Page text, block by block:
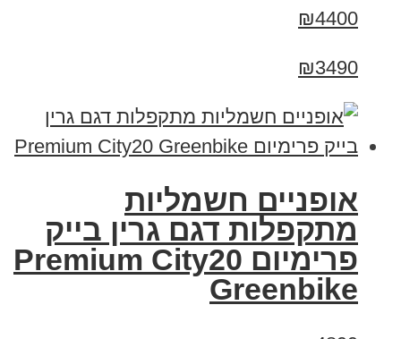
₪4400
₪3490
אופניים חשמליות
מתקפלות דגם גרין בייק
פרימיום Premium City20
Greenbike